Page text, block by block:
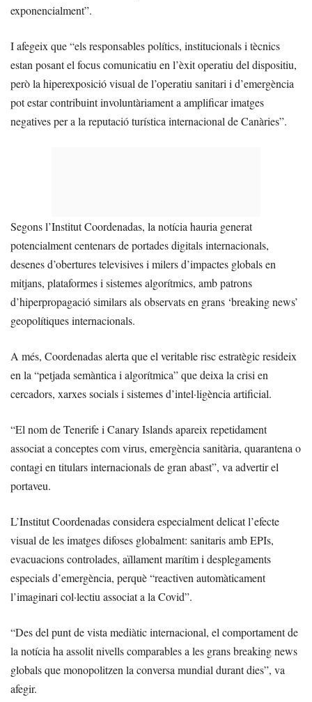
exponencialment”.
I afegeix que “els responsables polítics, institucionals i tècnics
estan posant el focus comunicatiu en l’èxit operatiu del dispositiu,
però la hiperexposició visual de l’operatiu sanitari i d’emergència
pot estar contribuint involuntàriament a amplificar imatges
negatives per a la reputació turística internacional de Canàries”.
Segons l’Institut Coordenadas, la notícia hauria generat
potencialment centenars de portades digitals internacionals,
desenes d’obertures televisives i milers d’impactes globals en
mitjans, plataformes i sistemes algorítmics, amb patrons
d’hiperpropagació similars als observats en grans ‘breaking news’
geopolítiques internacionals.
A més, Coordenadas alerta que el veritable risc estratègic resideix
en la “petjada semàntica i algorítmica” que deixa la crisi en
cercadors, xarxes socials i sistemes d’intel·ligència artificial.
“El nom de Tenerife i Canary Islands apareix repetidament
associat a conceptes com virus, emergència sanitària, quarantena o
contagi en titulars internacionals de gran abast”, va advertir el
portaveu.
L’Institut Coordenadas considera especialment delicat l’efecte
visual de les imatges difoses globalment: sanitaris amb EPIs,
evacuacions controlades, aïllament marítim i desplegaments
especials d’emergència, perquè “reactiven automàticament
l’imaginari col·lectiu associat a la Covid”.
“Des del punt de vista mediàtic internacional, el comportament de
la notícia ha assolit nivells comparables a les grans breaking news
globals que monopolitzen la conversa mundial durant dies”, va
afegir.